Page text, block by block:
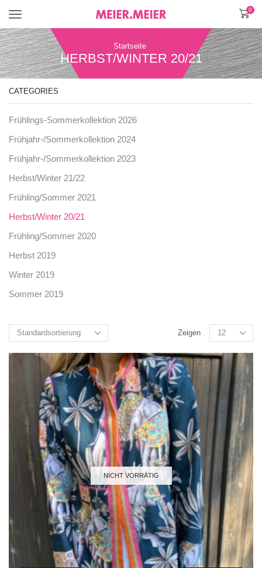
0
Menü
Startseite
HERBST/WINTER 20/21
Zeigen
NICHT VORRÄTIG
CATEGORIES
Frühlings-Sommerkollektion 2026
Frühjahr-/Sommerkollektion 2024
Frühjahr-/Sommerkollektion 2023
Herbst/Winter 21/22
Frühling/Sommer 2021
Herbst/Winter 20/21
Frühling/Sommer 2020
Herbst 2019
Winter 2019
Sommer 2019